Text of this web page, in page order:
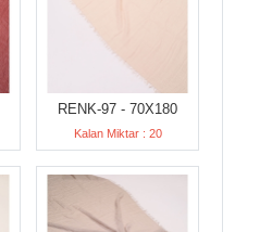
RENK-97 - 70X180
Kalan Miktar : 20